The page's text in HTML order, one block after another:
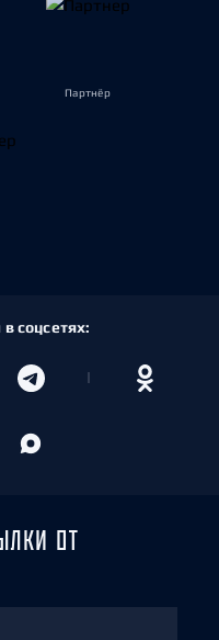
Партнёр
соцсетях:
ОТ